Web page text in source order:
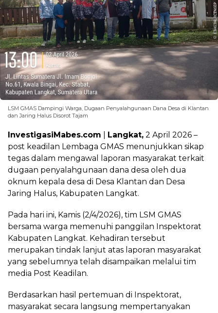
LSM GMAS Dampingi Warga, Dugaan Penyalahgunaan Dana Desa di Klantan
dan Jaring Halus Disorot Tajam
InvestigasiMabes.com Langkat, 2 April 2026 –
post keadilan Lembaga GMAS menunjukkan sikap
tegas dalam mengawal laporan masyarakat terkait
dugaan penyalahgunaan dana desa oleh dua
oknum kepala desa di Desa Klantan dan Desa
Jaring Halus, Kabupaten Langkat.
Pada hari ini, Kamis (2/4/2026), tim LSM GMAS
bersama warga memenuhi panggilan Inspektorat
Kabupaten Langkat. Kehadiran tersebut
merupakan tindak lanjut atas laporan masyarakat
yang sebelumnya telah disampaikan melalui tim
media Post Keadilan.
Berdasarkan hasil pertemuan di Inspektorat,
masyarakat secara langsung mempertanyakan